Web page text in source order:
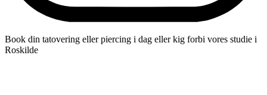
Book din tatovering eller piercing i dag eller kig forbi vores studie i
Roskilde